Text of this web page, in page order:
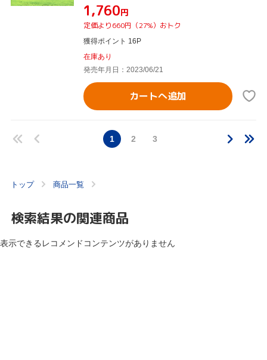
¥1,760円
定価より660円（27%）おトク
獲得ポイント 16P
在庫あり
発売年月日：2023/06/21
カートへ追加
1 2 3
トップ 商品一覧
検索結果の関連商品
表示できるレコメンドコンテンツがありません